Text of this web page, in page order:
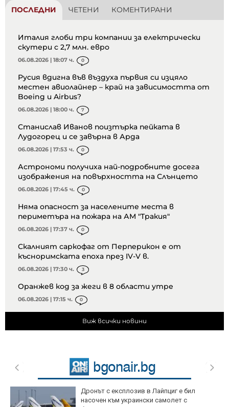
ПОСЛЕДНИ ЧЕТЕНИ КОМЕНТИРАНИ
Италия глоби три компании за електрически
скутери с 2,7 млн. евро
06.08.2026 | 18:07 ч. 0
Русия вдигна във въздуха първия си изцяло
местен авиолайнер – край на зависимостта от
Boeing и Airbus?
06.08.2026 | 18:00 ч. 7
Станислав Иванов поизтърка пейката в
Лудогорец и се завърна в Арда
06.08.2026 | 17:53 ч. 0
Астрономи получиха най-подробните досега
изображения на повърхността на Слънцето
06.08.2026 | 17:45 ч. 0
Няма опасност за населените места в
периметъра на пожара на АМ "Тракия"
06.08.2026 | 17:37 ч. 0
Скалният саркофаг от Перперикон е от
късноримската епоха през IV-V в.
06.08.2026 | 17:30 ч. 3
Оранжев код за жеги в 8 области утре
06.08.2026 | 17:15 ч. 0
Виж всички новини
Дронът с експлозив в Лайпциг е бил
насочен към украински самолет с